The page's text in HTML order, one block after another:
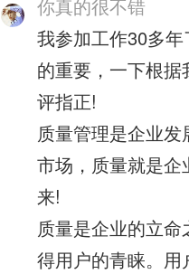
你真的很不错
我参加工作30多
的重要，一下根
评指正!
质量管理是企业
市场，质量就是
来!
质量是企业的立
得用户的青睐。用